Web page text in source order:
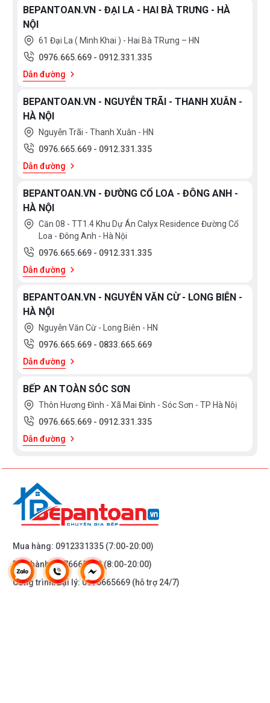
BEPANTOAN.VN - ĐẠI LA - HAI BÀ TRƯNG - HÀ
NỘI
61 Đại La ( Minh Khai ) - Hai Bà TRưng – HN
0976.665.669 - 0912.331.335
Dẫn đường
BEPANTOAN.VN - NGUYỄN TRÃI - THANH XUÂN -
HÀ NỘI
Nguyễn Trãi - Thanh Xuân - HN
0976.665.669 - 0912.331.335
Dẫn đường
BEPANTOAN.VN - ĐƯỜNG CỔ LOA - ĐÔNG ANH -
HÀ NỘI
Căn 08 - TT1.4 Khu Dự Án Calyx Residence Đường Cổ
Loa - Đông Anh - Hà Nội
0976.665.669 - 0912.331.335
Dẫn đường
BEPANTOAN.VN - NGUYỄN VĂN CỪ - LONG BIÊN -
HÀ NỘI
Nguyễn Văn Cừ - Long Biên - HN
0976.665.669 - 0833.665.669
Dẫn đường
BẾP AN TOÀN SÓC SƠN
Thôn Hương Đình - Xã Mai Đình - Sóc Sơn - TP Hà Nôị
0976.665.669 - 0912.331.335
Dẫn đường
Mua hàng: 0912331335 (7:00-20:00)
Bảo hành:0976665669(8:00-20:00)
Công trình/Đại lý:0976665669 (hỗ trợ 24/7)